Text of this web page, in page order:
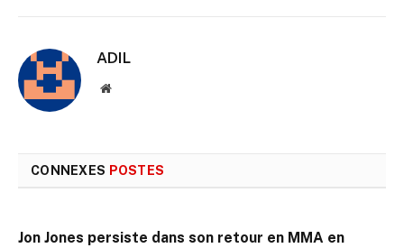
ADIL
Site
CONNEXES POSTES
Jon Jones persiste dans son retour en MMA en